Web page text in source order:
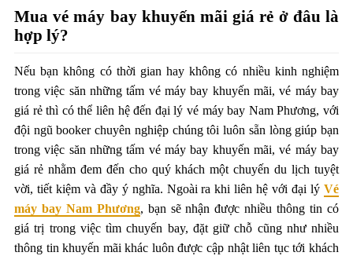
Mua vé máy bay khuyến mãi giá rẻ ở đâu là
hợp lý?
Nếu bạn không có thời gian hay không có nhiều kinh nghiệm
trong việc săn những tấm vé máy bay khuyến mãi, vé máy bay
giá rẻ thì có thể liên hệ đến đại lý vé máy bay Nam Phương, với
đội ngũ booker chuyên nghiệp chúng tôi luôn sẵn lòng giúp bạn
trong việc săn những tấm vé máy bay khuyến mãi, vé máy bay
giá rẻ nhằm đem đến cho quý khách một chuyến du lịch tuyệt
vời, tiết kiệm và đầy ý nghĩa. Ngoài ra khi liên hệ với đại lý Vé
máy bay Nam Phương, bạn sẽ nhận được nhiều thông tin có
giá trị trong việc tìm chuyến bay, đặt giữ chỗ cũng như nhiều
thông tin khuyến mãi khác luôn được cập nhật liên tục tới khách